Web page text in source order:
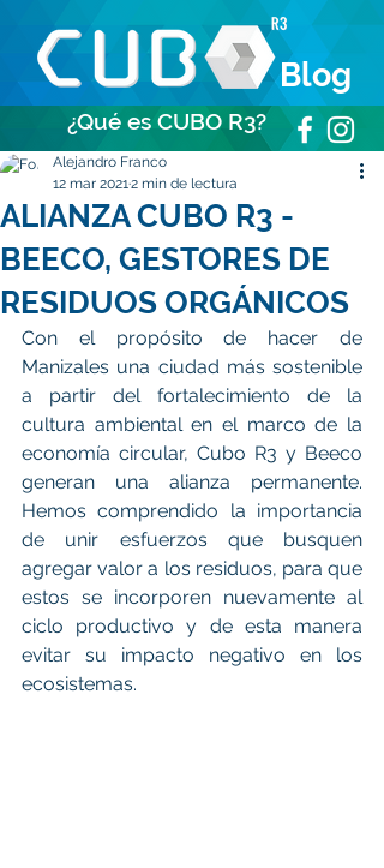
Blog
¿Qué es CUBO R3?
ALIANZA CUBO R3 -
BEECO, GESTORES DE
RESIDUOS ORGÁNICOS
Alejandro Franco
12 mar 20212 min de lectura
Con el propósito de hacer de
Manizales una ciudad más sostenible
a partir del fortalecimiento de la
cultura ambiental en el marco de la
economía circular, Cubo R3 y Beeco
generan una alianza permanente.
Hemos comprendido la importancia
de unir esfuerzos que busquen
agregar valor a los residuos, para que
estos se incorporen nuevamente al
ciclo productivo y de esta manera
evitar su impacto negativo en los
ecosistemas.